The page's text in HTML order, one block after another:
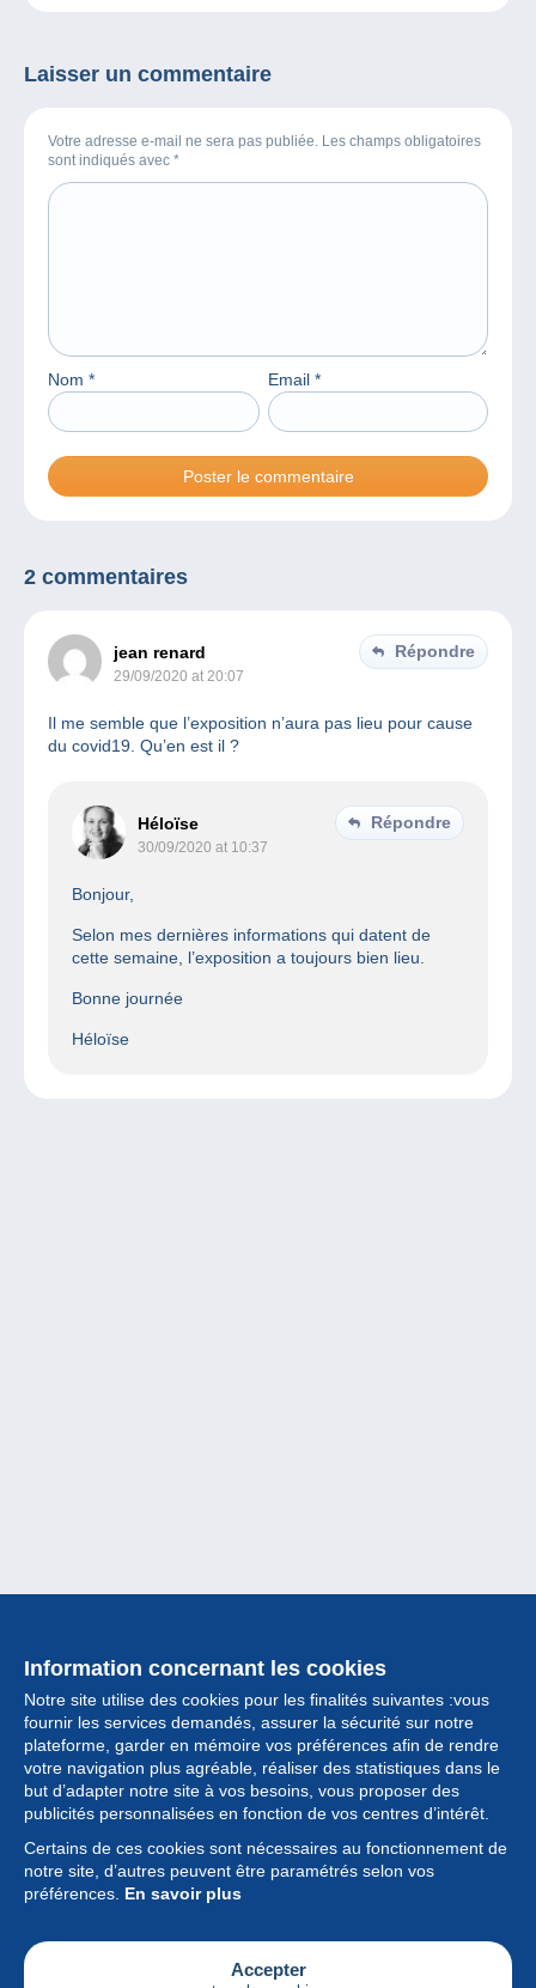
Laisser un commentaire
Votre adresse e-mail ne sera pas publiée. Les champs obligatoires
sont indiqués avec *
Nom * Email *
2 commentaires
jean renard
29/09/2020 at 20:07
Répondre
Il me semble que l’exposition n’aura pas lieu pour cause
du covid19. Qu’en est il ?
Héloïse
30/09/2020 at 10:37
Répondre
Bonjour,
Selon mes dernières informations qui datent de
cette semaine, l’exposition a toujours bien lieu.
Bonne journée
Héloïse
Information concernant les cookies
Notre site utilise des cookies pour les finalités suivantes :vous
fournir les services demandés, assurer la sécurité sur notre
plateforme, garder en mémoire vos préférences afin de rendre
votre navigation plus agréable, réaliser des statistiques dans le
but d’adapter notre site à vos besoins, vous proposer des
publicités personnalisées en fonction de vos centres d’intérêt.
Certains de ces cookies sont nécessaires au fonctionnement de
notre site, d’autres peuvent être paramétrés selon vos
préférences. En savoir plus
Accepter
Collection
Actualités
Fonctionnalités
Société